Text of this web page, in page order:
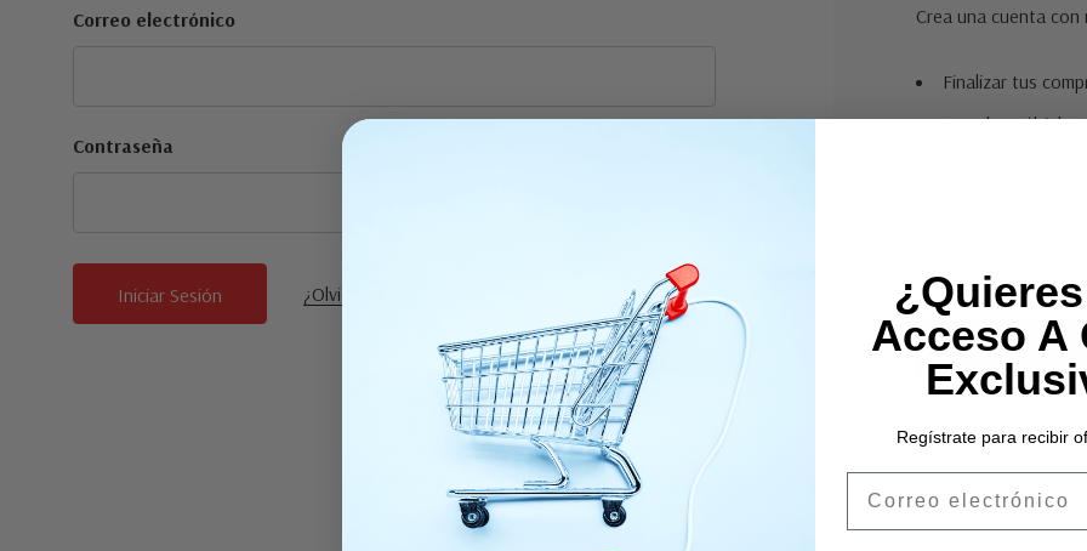
Correo electrónico
Contraseña
¿Olvidaste tu contraseña?
Crea una cuenta
Finalizar tus
Guardar
Crear
Acceso A
Regístrate para recibir